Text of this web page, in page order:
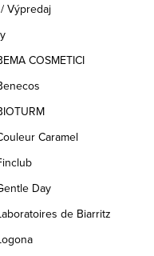
Výpredaj
COSMETICI
Caramel
Day
de Biarritz